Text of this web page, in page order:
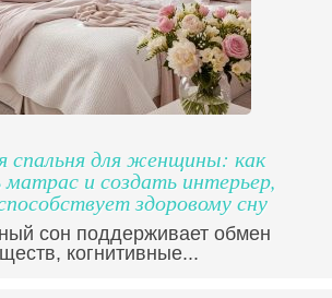
спальня для женщины: как
и создать интерьер,
здоровому сну
сон поддерживает обмен
когнитивные...